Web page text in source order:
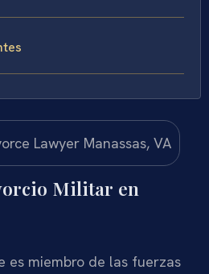
Militar en
es miembro de las fuerzas